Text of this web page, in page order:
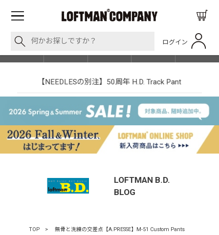
ログイン
SHOP LIST
【NEEDLESの別注】50周年 H.D. Track Pant
LOFTMAN B.D.
BLOG
TOP > 無骨と洗練の交差点【A.PRESSE】M-51 Custom Pants